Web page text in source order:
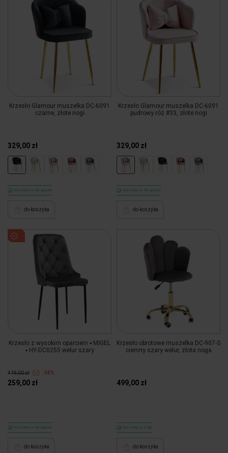
Krzesło Glamour muszelka DC-6091
czarne, złote nogi
329,00 zł
Wysyłka w 48 godzin
do koszyka
Krzesło Glamour muszelka DC-6091
pudrowy róż #33, złote nogi
329,00 zł
Wysyłka w 48 godzin
do koszyka
Krzesło z wysokim oparciem ▪️ MIGEL
▪️ HY-DC0255 welur szary
419,00 zł -38%
259,00 zł
Wysyłka w 48 godzin
do koszyka
Krzesło obrotowe muszelka DC-907-S
ciemny szary welur, złota noga
499,00 zł
Wysyłka w 3 dni
do koszyka